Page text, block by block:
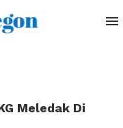
Meledak Di